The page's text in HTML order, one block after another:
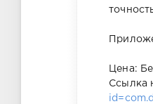
Цена:
Ссылка